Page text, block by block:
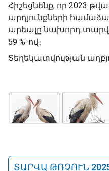
Հիշեցնենք, որ 2023
արդյունքների
արեալը նախորդ
59 %-ով։
Տեղեկատվության
ՏԱՐՎԱ ԹՌՉՈՒՆ